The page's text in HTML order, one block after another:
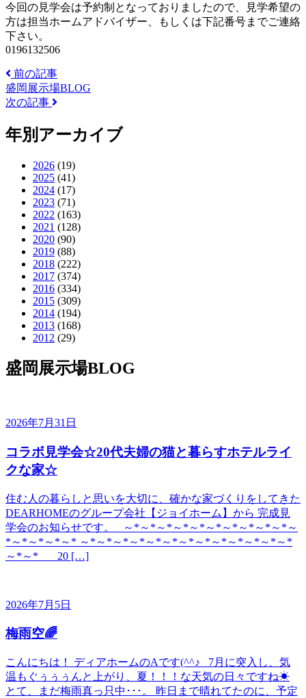
今回の見学会は予約制となっておりましたので、見学希望の
方は担当ホームアドバイザー、もしくは下記番号までご連絡
下さい。
0196132506
前の記事
盛岡展示場BLOG
次の記事
年別アーカイブ
2026 (19)
2025 (41)
2024 (17)
2023 (71)
2022 (163)
2021 (128)
2020 (90)
2019 (88)
2018 (222)
2017 (374)
2016 (334)
2015 (309)
2014 (194)
2013 (168)
2012 (29)
盛岡展示場BLOG
2026年7月31日
コラボ見学会☆20代夫婦の猫と暮らすホテルライ
クな家☆
住む人の暮らしと思いを大切に、確かな家づくりをしてきた
DEARHOMEのグループ会社【ジョイホーム】から 完成見
学会のお知らせです。 ～*～*～*～*～*～*～*～*～*～*～
*～*～*～*～* ～*～*～*～*～*～*～*～*～*～*～*～*～*
～*～* 20 […]
2026年7月5日
梅雨空🌈
こんにちは！ ディアホームのAです(^^♪ 7月に突入し、気
温もぐぅぅぅんと上がり、夏！！！な天気の日々ですね☀
とて、まだ梅雨真っ只中･･･。 昨日まで晴れてたのに、予定